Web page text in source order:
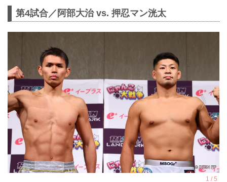
第4試合／阿部大治 vs. 押忍マン洸太